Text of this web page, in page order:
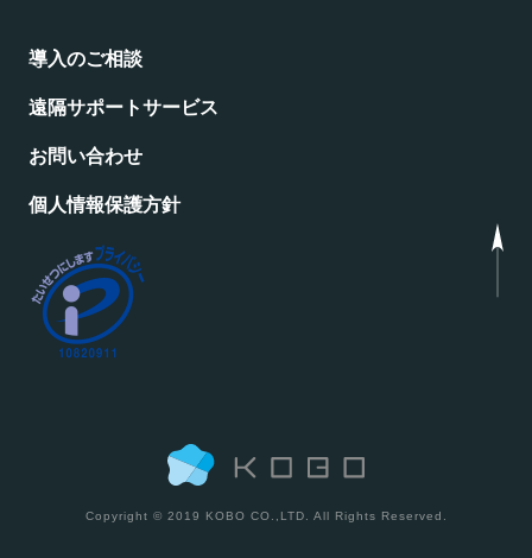
導入のご相談
遠隔サポートサービス
お問い合わせ
個人情報保護方針
Copyright © 2019 KOBO CO.,LTD. All Rights Reserved.